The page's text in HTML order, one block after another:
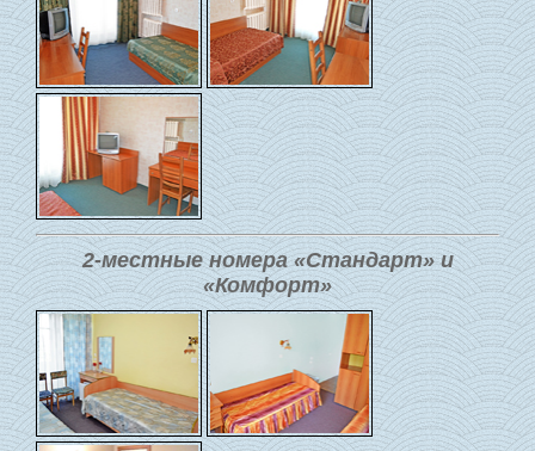
2-местные номера «Стандарт» и
«Комфорт»